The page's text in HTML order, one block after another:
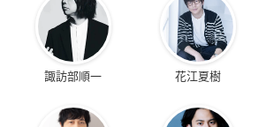
諏訪部順一 花江夏樹